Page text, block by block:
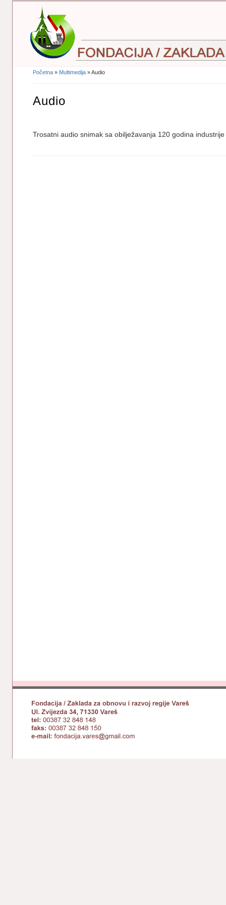
Vi Ste Ovdje
Početna » Multimedija » Audio
Audio
Trosatni audio snimak sa obilježavanja 120 godina